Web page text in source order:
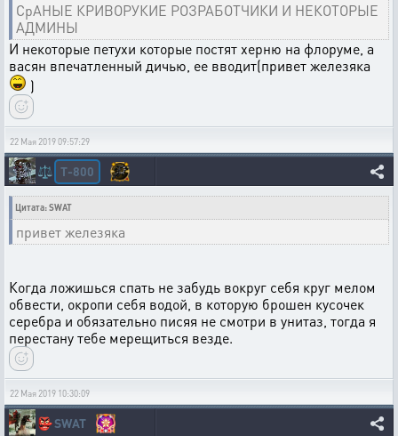
СрАНЫЕ КРИВОРУКИЕ РОЗРАБОТЧИКИ И НЕКОТОРЫЕ
АДМИНЫ
И некоторые петухи которые постят херню на флоруме, а
васян впечатленный дичью, ее вводит(привет железяка
)
22 Мая 2019 09:57:29
⚖️ T-800
Цитата: SWAT
привет железяка
Когда ложишься спать не забудь вокруг себя круг мелом
обвести, окропи себя водой, в которую брошен кусочек
серебра и обязательно писяя не смотри в унитаз, тогда я
перестану тебе мерещиться везде.
22 Мая 2019 10:30:09
👺SWAT